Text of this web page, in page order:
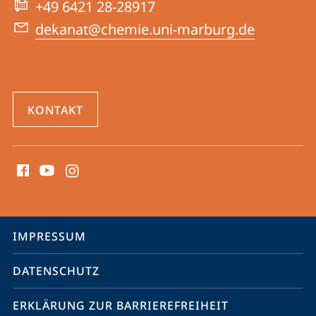
+49 6421 28-28917
dekanat@chemie.uni-marburg.de
KONTAKT
Media
Service-
Navigation
IMPRESSUM
DATENSCHUTZ
ERKLÄRUNG ZUR BARRIEREFREIHEIT